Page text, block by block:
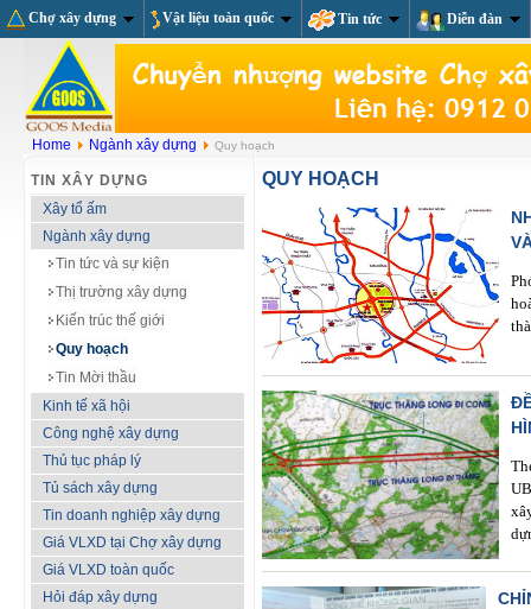
Chợ xây dựng Vật liệu toàn quốc Tin tức Diễn đàn
Home Ngành xây dựng Quy hoạch
TIN XÂY DỰNG
Xây tổ ấm
Ngành xây dựng
Tin tức và sự kiện
Thị trường xây dựng
Kiến trúc thế giới
Quy hoạch
Tin Mời thầu
Kinh tế xã hội
Công nghệ xây dựng
Thủ tục pháp lý
Tủ sách xây dựng
Tin doanh nghiệp xây dựng
Giá VLXD tại Chợ xây dựng
Giá VLXD toàn quốc
Hỏi đáp xây dựng
QUY HOẠCH